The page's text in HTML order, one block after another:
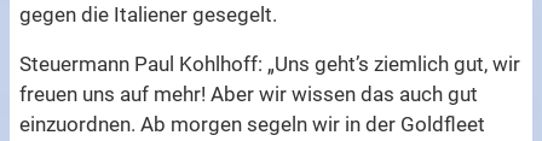
gegen die Italiener gesegelt.
Steuermann Paul Kohlhoff: „Uns geht’s ziemlich gut, wir
freuen uns auf mehr! Aber wir wissen das auch gut
einzuordnen. Ab morgen segeln wir in der Goldfleet